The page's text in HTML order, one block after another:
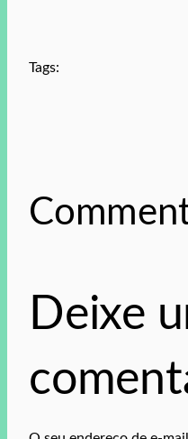
Tags:
Deixe